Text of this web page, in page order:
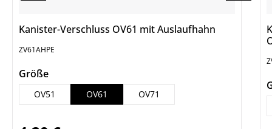
Kanister-Verschluss OV61 mit Auslaufhahn
ZV61AHPE
Größeauswählen
OV51 OV61 OV71